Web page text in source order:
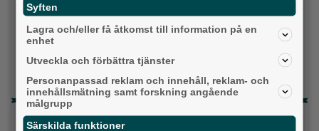
Centerpartiet
Liberalerna
Topp tre denna veckan
Syften
Lagra och/eller få åtkomst till information på en
enhet
Utveckla och förbättra tjänster
Personanpassad reklam och innehåll, reklam- och
innehållsmätning samt forskning angående
målgrupp
Särskilda funktioner